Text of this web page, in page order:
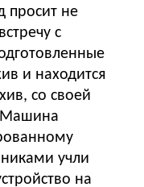
просит не
с
и находится
со своей
Машина
учли
на